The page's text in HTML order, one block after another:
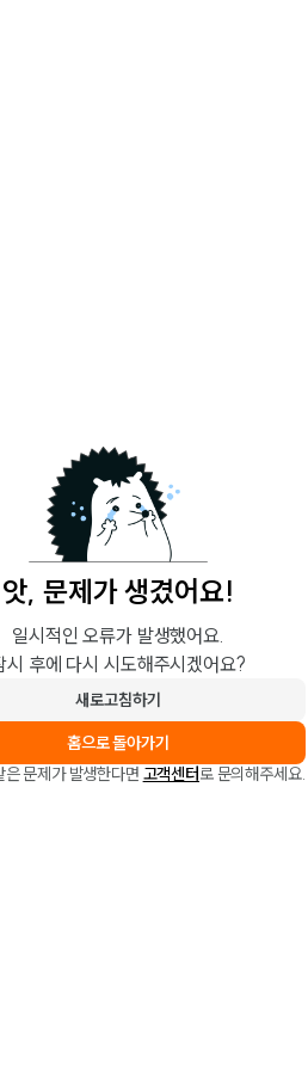
앗, 문제가 생겼어요!
일시적인 오류가 발생했어요.
시 후에 다시 시도해주시겠어요?
새로고침하기
홈으로 돌아가기
은 문제가 발생한다면 고객센터로 문의해주세요.